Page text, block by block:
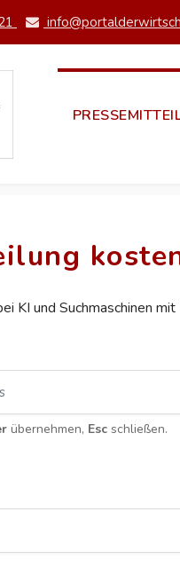
KI und Suchmaschinen
übernehmen, Esc schließen.